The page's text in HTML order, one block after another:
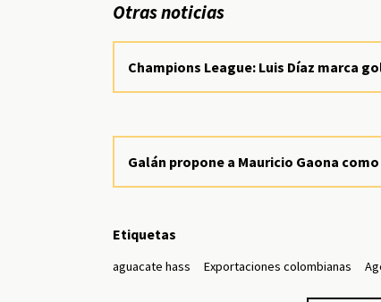
Otras noticias
Champions League: Luis Díaz marca
Galán propone a Mauricio Gaona
Etiquetas
aguacate hass Exportaciones colombianas